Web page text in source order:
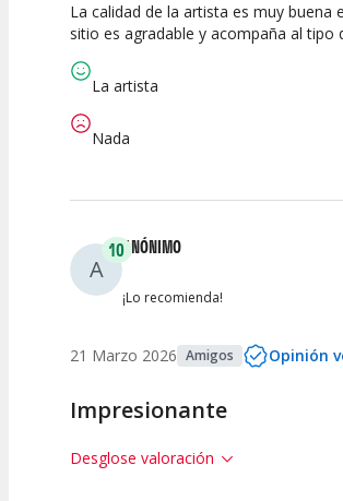
10
Espectáculo
10 10
La calidad de la artista es muy buena
sitio es agradable y acompaña al tipo
La artista
Nada
A
10ANÓNIMO
¡Lo recomienda!
21 Marzo 2026 Amigos Opinión
Impresionante
Desglose valoración